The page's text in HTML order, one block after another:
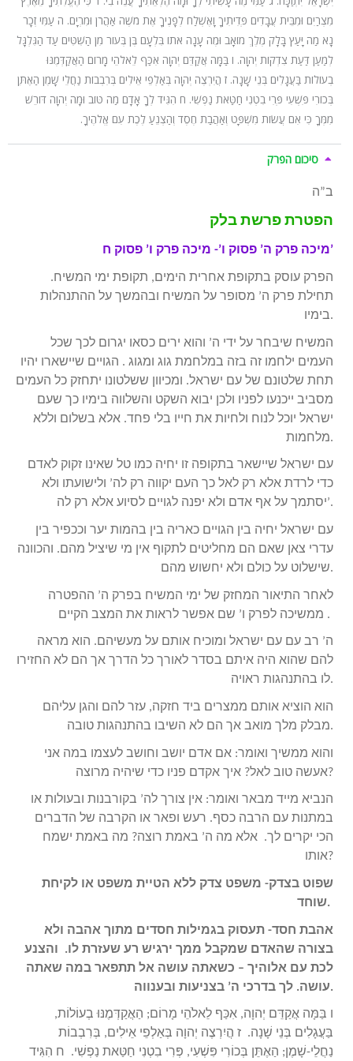
מִצְרַיִם וּמִבֵּית עֲבָדִים פְּדִיתִיךָ וָאֶשְׁלַח לְפָנֶיךָ אֶת מֹשֶׁה אַהֲרֹן וּמִרְיָם. ה עַמִּי זְכָר
נָא מַה יָּעַץ בָּלָק מֶלֶךְ מוֹאָב וּמֶה עָנָה אֹתוֹ בִּלְעָם בֶּן בְּעוֹר מִן הַשִּׁטִּים עַד הַגִּלְגָּל
לְמַעַן דַּעַת צִדְקוֹת יְהוָה. ו בַּמָּה אֲקַדֵּם יְהוָה אִכַּף לֵאלֹהֵי מָרוֹם הַאֲקַדְּמֶנּוּ
בְעוֹלוֹת בַּעֲגָלִים בְּנֵי שָׁנָה. ז הֲיִרְצֶה יְהוָה בְּאַלְפֵי אֵילִים בְּרִבְבוֹת נַחֲלֵי שָׁמֶן הַאֶתֵּן
בְּכוֹרִי פִּשְׁעִי פְּרִי בִטְנִי חַטַּאת נַפְשִׁי. ח הִגִּיד לְךָ אָדָם מַה טּוֹב וּמָה יְהוָה דּוֹרֵשׁ
מִמְּךָ כִּי אִם עֲשׂוֹת מִשְׁפָּט וְאַהֲבַת חֶסֶד וְהַצְנֵעַ לֶכֶת עִם אֱלֹהֶיךָ.
סיכום הפרק
ב”ה
הפטרת פרשת בלק
מיכה פרק ה’ פסוק ו’- מיכה פרק ו’ פסוק ח’
הפרק עוסק בתקופת אחרית הימים, תקופת ימי המשיח.
תחילת פרק ה’ מסופר על המשיח ובהמשך על ההתנהלות
בימיו.
המשיח שיבחר על ידי ה’ והוא ירים כסאו יגרום לכך שכל
העמים ילחמו זה בזה במלחמת גוג ומגוג . הגויים שיישארו יהיו
תחת שלטונם של עם ישראל. ומכיוון ששלטונו יתחזק כל העמים
מסביב ייכנעו לפניו ולכן יבוא השקט והשלווה בימיו כך שעם
ישראל יוכל לנוח ולחיות את חייו בלי פחד. אלא בשלום וללא
מלחמות.
עם ישראל שיישאר בתקופה זו יחיה כמו טל שאינו זקוק לאדם
כדי לרדת אלא רק לאל כך העם יקווה רק לה’ ולישועתו ולא
יסתמך על אף אדם ולא יפנה לגויים לסיוע אלא רק לה’.
עם ישראל יחיה בין הגויים כאריה בין בהמות יער וככפיר בין
עדרי צאן שאם הם מחליטים לתקוף אין מי שיציל מהם. והכוונה
שישלוט על כולם ולא יחשוש מהם.
לאחר התיאור המחזק של ימי המשיח בפרק ה’ ההפטרה
ממשיכה לפרק ו’ שם אפשר לראות את המצב הקיים .
ה’ רב עם עם ישראל ומוכיח אותם על מעשיהם. הוא מראה
להם שהוא היה איתם בסדר לאורך כל הדרך אך הם לא החזירו
לו בהתנהגות ראויה.
הוא הוציא אותם ממצרים ביד חזקה, עזר להם והגן עליהם
מבלק מלך מואב אך הם לא השיבו בהתנהגות טובה.
והוא ממשיך ואומר: אם אדם יושב וחושב לעצמו במה אני
אעשה טוב לאל? איך אקדם פניו כדי שיהיה מרוצה?
הנביא מייד מבאר ואומר: אין צורך לה’ בקורבנות ובעולות או
במתנות עם הרבה כסף. רעש ופאר או הקרבה של הדברים
הכי יקרים לך. אלא מה ה’ באמת רוצה? מה באמת ישמח
אותו?
שפוט בצדק- משפט צדק ללא הטיית משפט או לקיחת
שוחד.
אהבת חסד- תעסוק בגמילות חסדים מתוך אהבה ולא
בצורה שהאדם שמקבל ממך ירגיש רע שעזרת לו. והצנע
לכת עם אלוהיך – כשאתה עושה אל תתפאר במה שאתה
עושה. לך בדרכי ה’ בצניעות ובענווה.
ו בַּמָּה אֲקַדֵּם יְהוָה, אִכַּף לֵאלֹהֵי מָרוֹם; הַאֲקַדְּמֶנּוּ בְעוֹלוֹת,
בַּעֲגָלִים בְּנֵי שָׁנָה. ז הֲיִרְצֶה יְהוָה בְּאַלְפֵי אֵילִים, בְּרִבְבוֹת
נַחֲלֵי-שָׁמֶן; הַאֶתֵּן בְּכוֹרִי פִּשְׁעִי, פְּרִי בִטְנִי חַטַּאת נַפְשִׁי. ח הִגִּיד